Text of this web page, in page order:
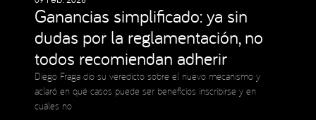
Ganancias simplificado: ya sin
dudas por la reglamentación, no
todos recomiendan adherir
Diego Fraga dio su veredicto sobre el nuevo mecanismo y
aclaró en qué casos puede ser beneficios inscribirse y en
cuáles no